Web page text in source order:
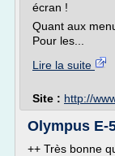
écran !
Quant aux
Pour les...
Lire la suite
Site : http://
Olympus E-
++ Très bonne